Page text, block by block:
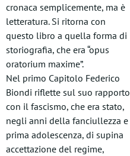
cronaca semplicemente, ma è
letteratura. Si ritorna con
questo libro a quella forma di
storiografia, che era “opus
oratorium maxime”.
Nel primo Capitolo Federico
Biondi riflette sul suo rapporto
con il fascismo, che era stato,
negli anni della fanciullezza e
prima adolescenza, di supina
accettazione del regime,